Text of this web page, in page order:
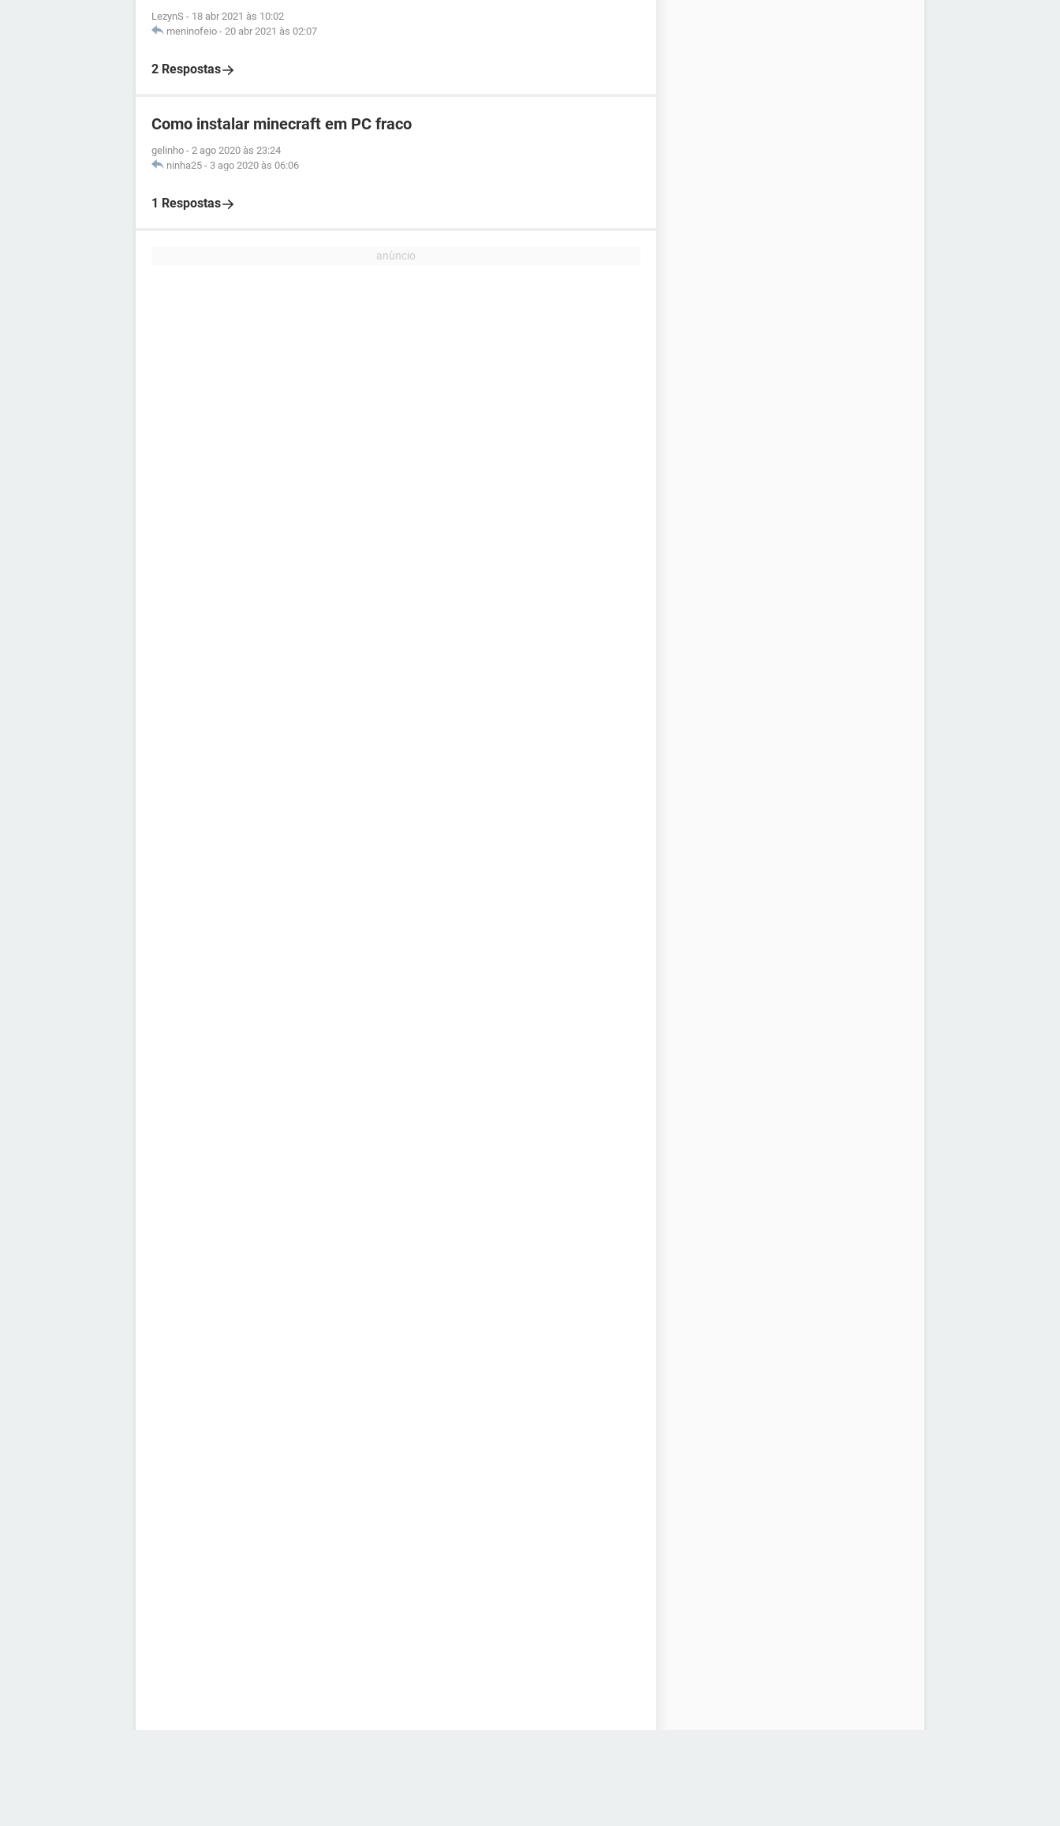
LezynS - 18 abr 2021 às 10:02
meninofeio - 20 abr 2021 às 02:07
2 Respostas
Como instalar minecraft em PC fraco
gelinho - 2 ago 2020 às 23:24
ninha25 - 3 ago 2020 às 06:06
1 Respostas